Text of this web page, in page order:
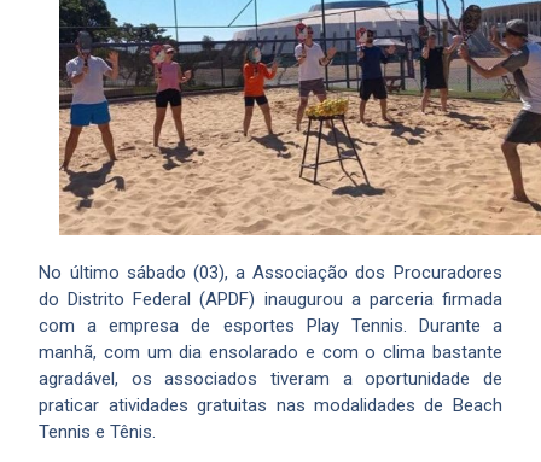
No último sábado (03), a Associação dos Procuradores
do Distrito Federal (APDF) inaugurou a parceria firmada
com a empresa de esportes Play Tennis. Durante a
manhã, com um dia ensolarado e com o clima bastante
agradável, os associados tiveram a oportunidade de
praticar atividades gratuitas nas modalidades de Beach
Tennis e Tênis.